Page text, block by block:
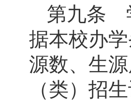
第九条
据本校办
源数、生
（类）招生